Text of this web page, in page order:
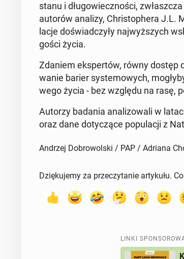
sta­nu i dłu­go­wiecz­no­ści,
autorów analizy, Chri­sto­phe­ra J.L.
la­cje do­świad­czy­ły naj­wyż­szych
go­ści życia.
Zdaniem eks­per­tów, równy dostęp
wa­nie barier sys­te­mo­wych,
we­go życia - bez względu na rasę,
Autorzy badania ana­li­zo­wa­li w
oraz dane do­ty­czą­ce po­pu­la­cji z
Andrzej Dobrowolski / PAP / Adriana
Dziękujemy za przeczytanie artykułu.
LINKI